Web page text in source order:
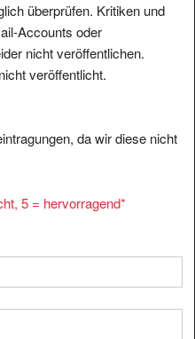
überprüfen. Kritiken und
Accounts oder
nicht veröffentlichen.
veröffentlicht.
da wir diese nicht
5 = hervorragend*